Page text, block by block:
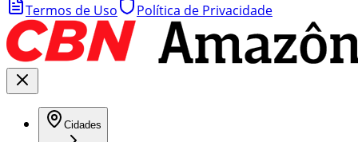
Termos de Uso
Política de Privacidade
Cidades